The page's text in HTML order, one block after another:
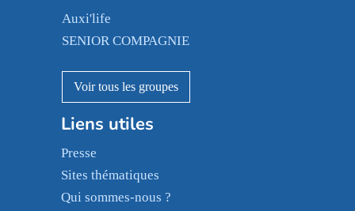
Appartseniors
Villa beausoleil
Stella management
Sérénys
Résidences services Villa Médicis
Résidalya
Auxi'life
SENIOR COMPAGNIE
Liens utiles
Presse
Sites thématiques
Qui sommes-nous ?